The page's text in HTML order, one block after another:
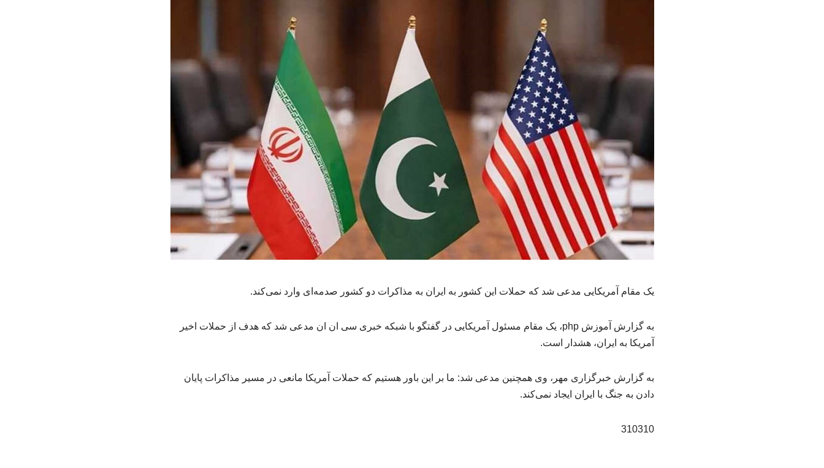
یک مقام آمریکایی مدعی شد که حملات این کشور به ایران به مذاکرات دو کشور صدمه‌ای وارد نمی‌کند.
به گزارش آموزش php، یک مقام مسئول آمریکایی در گفتگو با شبکه خبری سی ان ان مدعی شد که هدف از حملات اخیر
آمریکا به ایران، هشدار است.
به گزارش خبرگزاری مهر، وی همچنین مدعی شد: ما بر این باور هستیم که حملات آمریکا مانعی در مسیر مذاکرات پایان
دادن به جنگ با ایران ایجاد نمی‌کند.
310310